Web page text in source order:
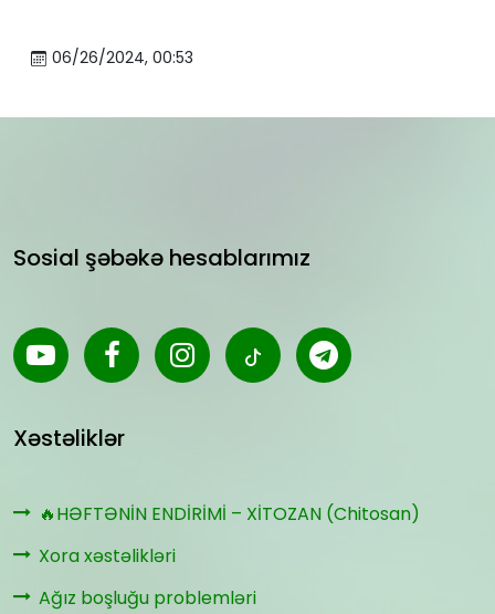
06/26/2024, 00:53
Sosial şəbəkə hesablarımız
Xəstəliklər
🔥HƏFTƏNİN ENDİRİMİ – XİTOZAN (Chitosan)
Xora xəstəlikləri
Ağız boşluğu problemləri